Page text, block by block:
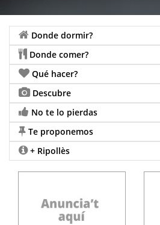
Donde dormir?
Donde comer?
Qué hacer?
Descubre
No te lo pierdas
Te proponemos
+ Ripollès